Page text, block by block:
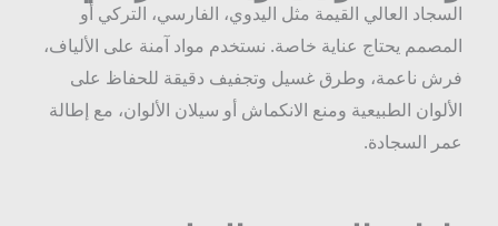
السجاد العالي القيمة مثل اليدوي، الفارسي، التركي أو
المصمم يحتاج عناية خاصة. نستخدم مواد آمنة على الألياف،
فرش ناعمة، وطرق غسيل وتجفيف دقيقة للحفاظ على
الألوان الطبيعية ومنع الانكماش أو سيلان الألوان، مع إطالة
عمر السجادة.